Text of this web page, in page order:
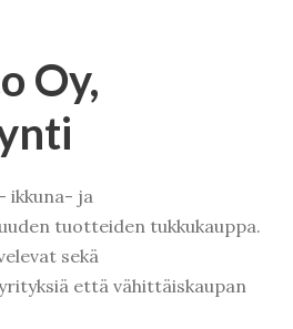
Oy,
ikkuna- ja
tuotteiden tukkukauppa.
sekä
että vähittäiskaupan